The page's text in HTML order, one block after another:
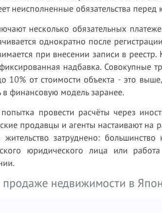
неисполненные обязательства перед
несколько обязательных
однократно после
при внесении записи в реестр.
надбавка. Совокупные
10% от стоимости объекта - это
финансовую модель заранее.
провести расчёты через
продавцы и агенты настаивают на
затруднено:
юридического лица или
недвижимости в